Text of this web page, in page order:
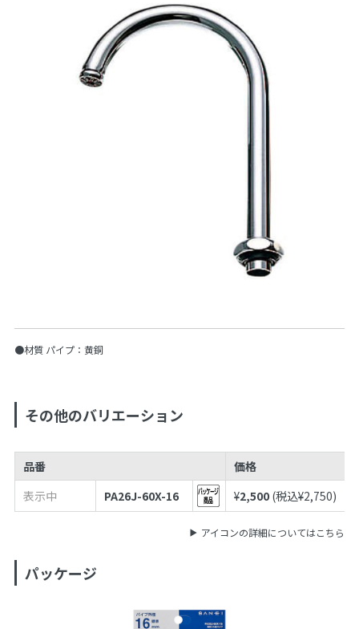
●材質 パイプ：黄銅
その他のバリエーション
品番 価格
表示中
PA26J-60X-16 ¥2,500 (税込¥2,750)
アイコンの詳細についてはこちら
パッケージ